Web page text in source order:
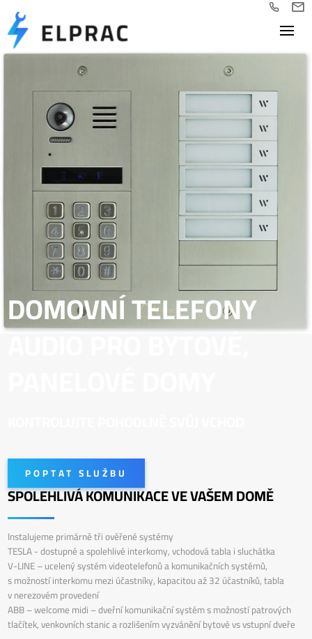
DOMOVNÍ TELEFONY
AUDIO PRO BYTOVÉ,
POPTAT SLUŽBU
SPOLEHLIVÁ KOMUNIKACE VE VAŠEM DOMĚ
Instalujeme primárně tři ověřené systémy
TESLA - dostupné a spolehlivé interkomy, vchodová tabla i sluchátka
V-LINE – ucelený systém videotelefonů a komunikačních systémů,
s možností interkomu mezi účastníky, kapacitou až 32 účastníků, tabla
v nerezovém provedení
ABB – welcome midi – dveřní komunikační systém s možností patrových
tlačítek, venkovních stanic a rozlišením vyzvánění bytové vs vstupní dveře